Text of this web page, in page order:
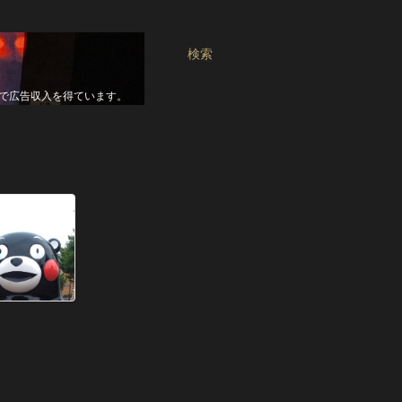
検索
告収入を得ています。